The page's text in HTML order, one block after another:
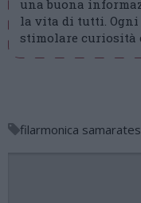
una buona
la vita di tutti.
stimolare curiosità
filarmonica